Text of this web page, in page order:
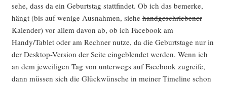
sehe, dass da ein Geburts­tag statt­fin­det. Ob ich das bemer­ke,
hängt (bis auf weni­ge Aus­nah­men, sie­hehand­ge­schrie­be­ner
Kalen­der) vor allem davon ab, ob ich Face­book am
Handy/Tablet oder am Rech­ner nut­ze, da die Geburts­ta­ge nur in
der Desk­top-Ver­si­on der Sei­te ein­ge­blen­det wer­den. Wenn ich
an dem jewei­li­gen Tag von unter­wegs auf Face­book zugrei­fe,
dann müs­sen sich die Glück­wün­sche in mei­ner Time­line schon